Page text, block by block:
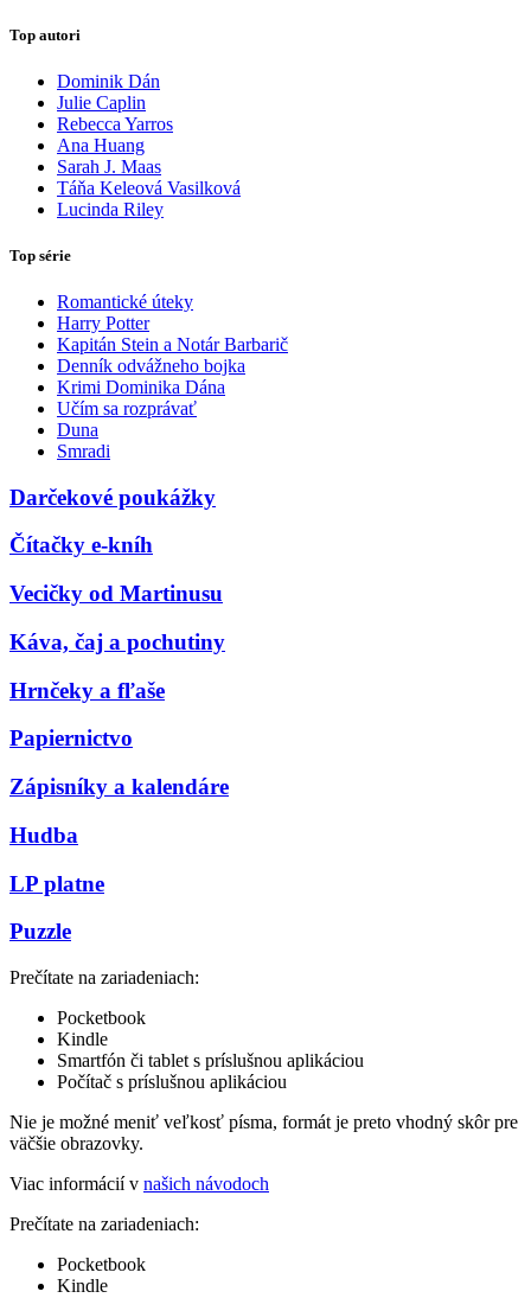
Top autori
Dominik Dán
Julie Caplin
Rebecca Yarros
Ana Huang
Sarah J. Maas
Táňa Keleová Vasilková
Lucinda Riley
Top série
Romantické úteky
Harry Potter
Kapitán Stein a Notár Barbarič
Denník odvážneho bojka
Krimi Dominika Dána
Učím sa rozprávať
Duna
Smradi
Darčekové poukážky
Čítačky e-kníh
Vecičky od Martinusu
Káva, čaj a pochutiny
Hrnčeky a fľaše
Papiernictvo
Zápisníky a kalendáre
Hudba
LP platne
Puzzle
Prečítate na zariadeniach:
Pocketbook
Kindle
Smartfón či tablet s príslušnou aplikáciou
Počítač s príslušnou aplikáciou
Nie je možné meniť veľkosť písma, formát je preto vhodný skôr pre
väčšie obrazovky.
Viac informácií v našich návodoch
Prečítate na zariadeniach:
Pocketbook
Kindle